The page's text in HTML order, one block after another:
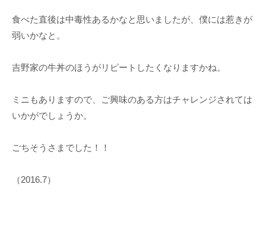
食べた直後は中毒性あるかなと思いましたが、僕には惹きが
弱いかなと。
吉野家の牛丼のほうがリピートしたくなりますかね。
ミニもありますので、ご興味のある方はチャレンジされては
いかがでしょうか。
ごちそうさまでした！！
（2016.7）